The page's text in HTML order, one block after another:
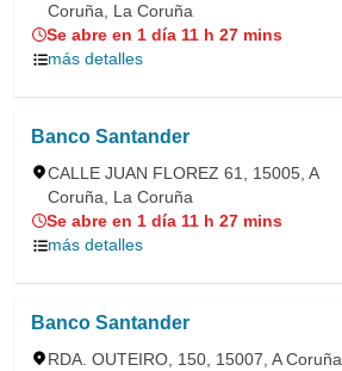
Coruña, La Coruña
Se abre en 1 día 11 h 27 mins
más detalles
Banco Santander
CALLE JUAN FLOREZ 61, 15005, A
Coruña, La Coruña
Se abre en 1 día 11 h 27 mins
más detalles
Banco Santander
RDA. OUTEIRO, 150, 15007, A Coruña,